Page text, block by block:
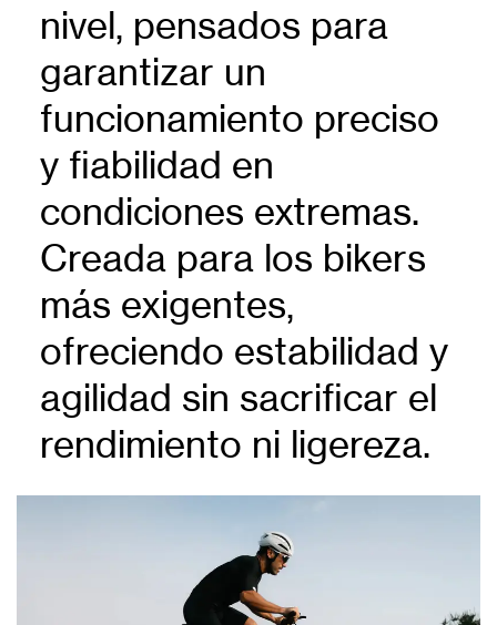
nivel, pensados para
garantizar un
funcionamiento preciso
y fiabilidad en
condiciones extremas.
Creada para los bikers
más exigentes,
ofreciendo estabilidad y
agilidad sin sacrificar el
rendimiento ni ligereza.